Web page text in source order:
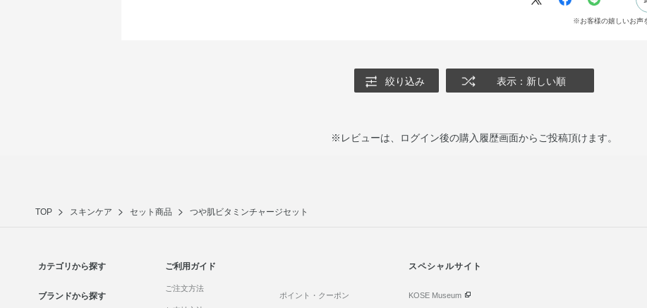
※お客様の嬉しいお声
絞り込み 表示：新しい順
※レビューは、ログイン後の購入履歴画面からご投稿頂けます。
TOP スキンケア セット商品 つや肌ビタミンチャージセット
カテゴリから探す
ブランドから探す
ご利用ガイド
ご注文方法
ポイント・クーポン
スペシャルサイト
KOSE Museum